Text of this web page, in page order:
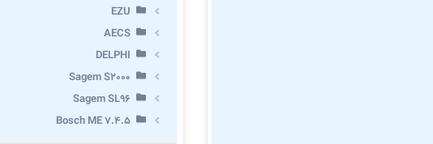
EZU
AECS
DELPHI
Sagem S2000
Sagem SL96
Bosch ME 7.4.5